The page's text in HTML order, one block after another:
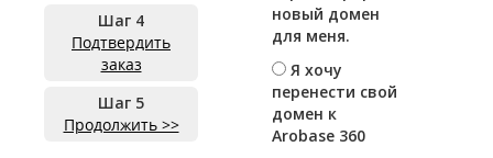
Шаг 4
Подтвердить
заказ
Шаг 5
Продолжить >>
новый домен
для меня.
Я хочу
перенести свой
домен к
Arobase 360